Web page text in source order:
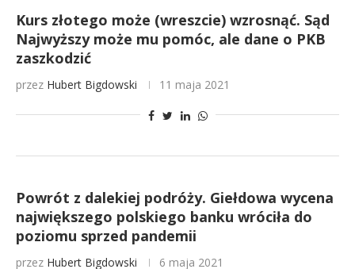
Kurs złotego może (wreszcie) wzrosnąć. Sąd
Najwyższy może mu pomóc, ale dane o PKB
zaszkodzić
przez Hubert Bigdowski 11 maja 2021
Powrót z dalekiej podróży. Giełdowa wycena
największego polskiego banku wróciła do
poziomu sprzed pandemii
przez Hubert Bigdowski 6 maja 2021